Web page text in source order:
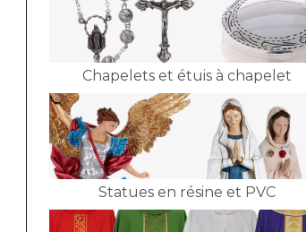
Chapelets et étuis à chapelet
Statues en résine et PVC